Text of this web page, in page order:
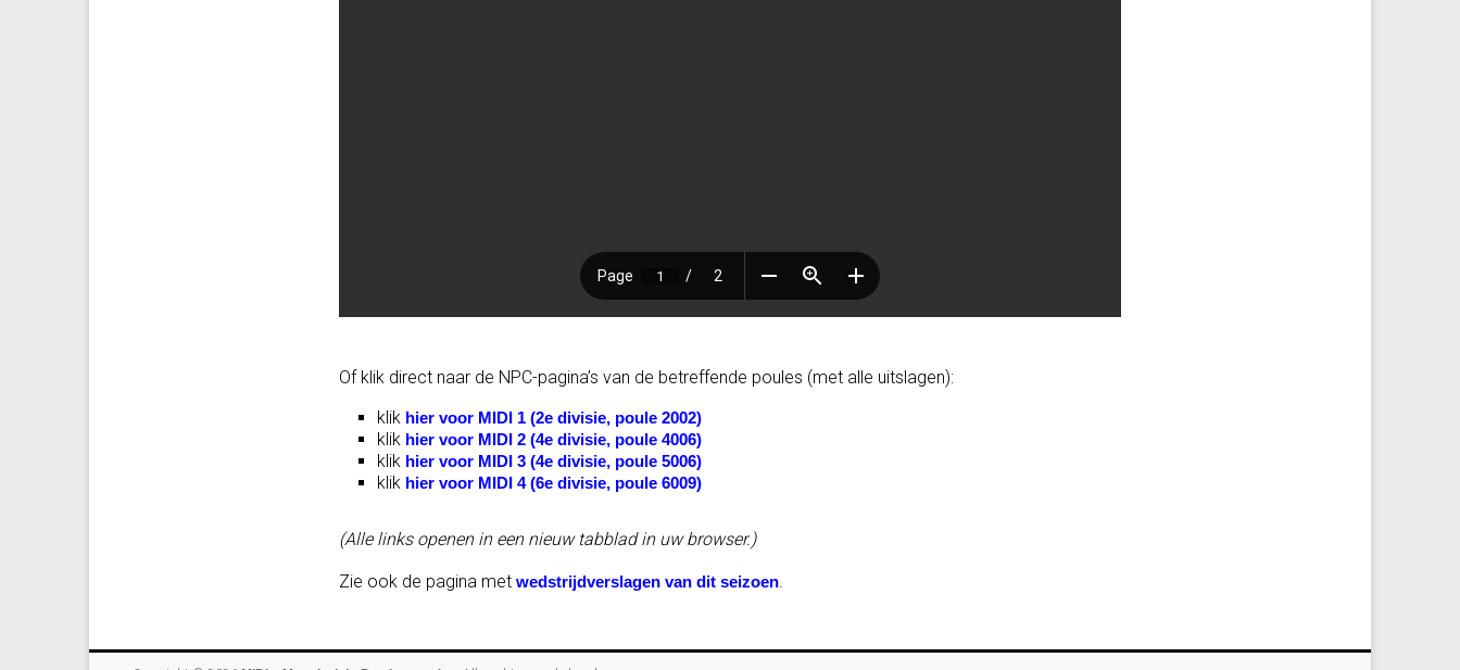
Of klik direct naar de NPC-pagina’s van de betreffende poules (met alle uitslagen):
klik hier voor MIDI 1 (2e divisie, poule 2002)
klik hier voor MIDI 2 (4e divisie, poule 4006)
klik hier voor MIDI 3 (4e divisie, poule 5006)
klik hier voor MIDI 4 (6e divisie, poule 6009)
(Alle links openen in een nieuw tabblad in uw browser.)
Zie ook de pagina met wedstrijdverslagen van dit seizoen.